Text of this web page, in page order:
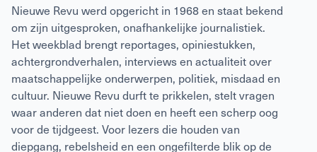
Nieuwe Revu werd opgericht in 1968 en staat bekend
om zijn uitgesproken, onafhankelijke journalistiek.
Het weekblad brengt reportages, opiniestukken,
achtergrondverhalen, interviews en actualiteit over
maatschappelijke onderwerpen, politiek, misdaad en
cultuur. Nieuwe Revu durft te prikkelen, stelt vragen
waar anderen dat niet doen en heeft een scherp oog
voor de tijdgeest. Voor lezers die houden van
diepgang, rebelsheid en een ongefilterde blik op de